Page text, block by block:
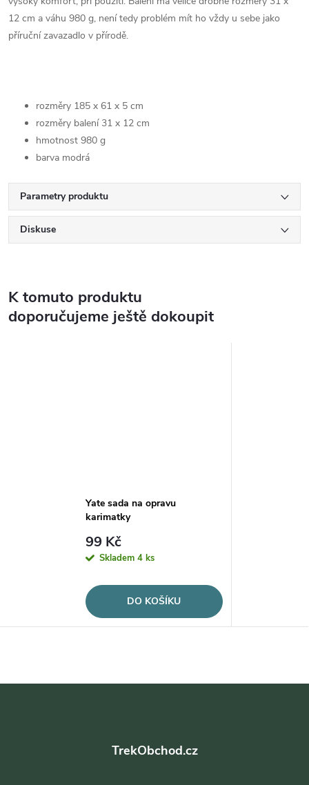
12 cm a váhu 980 g, není tedy problém mít ho vždy u sebe jako
příruční zavazadlo v přírodě.
rozměry 185 x 61 x 5 cm
rozměry balení 31 x 12 cm
hmotnost 980 g
barva modrá
Parametry produktu
Diskuse
K tomuto produktu
doporučujeme ještě dokoupit
Yate sada na opravu
karimatky
99 Kč
Skladem 4 ks
DO KOŠÍKU
TrekObchod.cz